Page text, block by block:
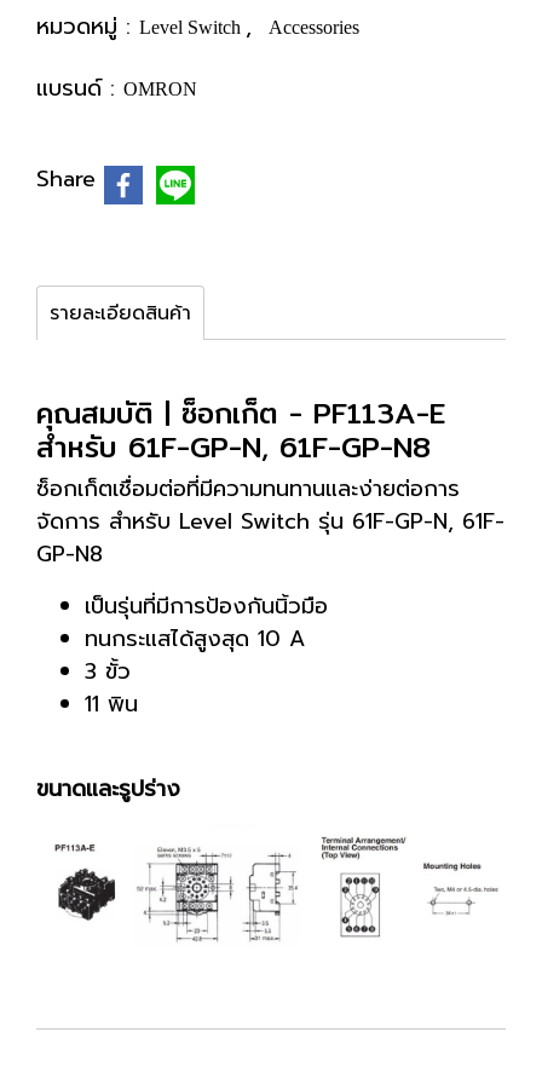
หมวดหมู่ : Level Switch , Accessories
แบรนด์ : OMRON
Share
รายละเอียดสินค้า
คุณสมบัติ | ซ็อกเก็ต - PF113A-E
สำหรับ 61F-GP-N, 61F-GP-N8
ซ็อกเก็ตเชื่อมต่อที่มีความทนทานและง่ายต่อการ
จัดการ สำหรับ Level Switch รุ่น 61F-GP-N, 61F-
GP-N8
เป็นรุ่นที่มีการป้องกันนิ้วมือ
ทนกระแสได้สูงสุด 10 A
3 ขั้ว
11 พิน
ขนาดและรูปร่าง